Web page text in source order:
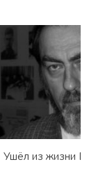
Ушёл из жизни